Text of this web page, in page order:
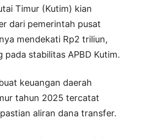
Timur (Kutim) kian
dari pemerintah pusat
mendekati Rp2 triliun,
stabilitas APBD Kutim.
keuangan daerah
tahun 2025 tercatat
aliran dana transfer.